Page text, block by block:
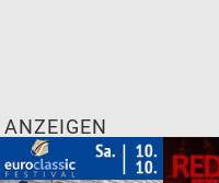
ANZEIGEN